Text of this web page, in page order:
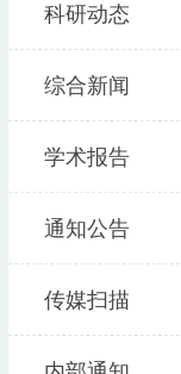
科研动态
综合新闻
学术报告
通知公告
传媒扫描